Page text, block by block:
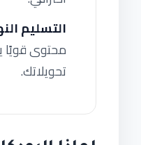
التسليم
محتوى قويًا
تحويلاتك.